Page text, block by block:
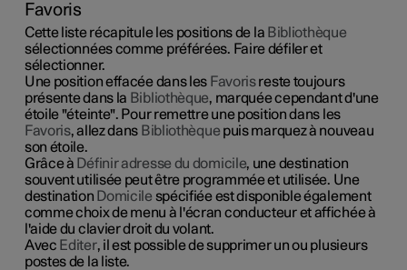
Favoris
Cette liste récapitule les positions de la Bibliothèque
sélectionnées comme préférées. Faire défiler et
sélectionner.
Une position effacée dans les Favorisreste toujours
présente dans la Bibliothèque, marquée cependant d'une
étoile "éteinte". Pour remettre une position dans les
Favoris, allez dans Bibliothèque puis marquez à nouveau
son étoile.
Grâce à Définir adresse du domicile, une destination
souvent utilisée peut être programmée et utilisée. Une
destination Domicile spécifiée est disponible également
comme choix de menu à l'écran conducteur et affichée à
l'aide du clavier droit du volant.
Avec Editer, il est possible de supprimer un ou plusieurs
postes de la liste.